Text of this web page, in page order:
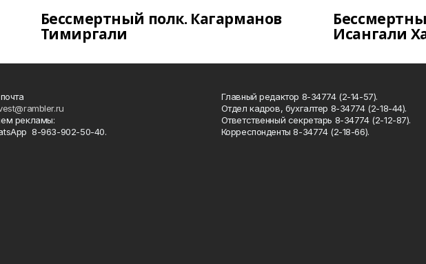
Бессмертный полк. Кагарманов
Тимиргали Исангали
рекламы:
8-963-902-50-40.
Главный редактор 8-34774 (2-14-57).
Отдел кадров, бухгалтер 8-34774 (2-18-44).
Ответственный секретарь 8-34774 (2-12-87).
Корреспонденты 8-34774 (2-18-66).